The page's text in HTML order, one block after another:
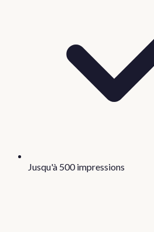
Jusqu'à 500 impressions